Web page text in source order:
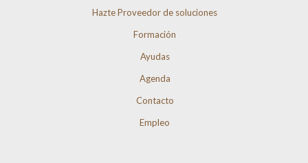
Hazte Proveedor de soluciones
Formación
Ayudas
Agenda
Contacto
Empleo